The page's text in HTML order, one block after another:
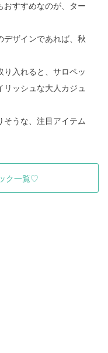
おすすめなのが、ター
デザインであれば、秋
り入れると、サロペッ
リッシュな大人カジュ
そうな、注目アイテム
ク一覧♡